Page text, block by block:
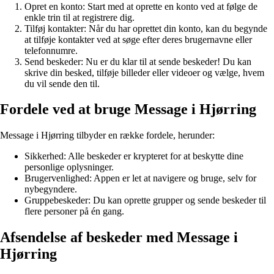
Opret en konto: Start med at oprette en konto ved at følge de
enkle trin til at registrere dig.
Tilføj kontakter: Når du har oprettet din konto, kan du begynde
at tilføje kontakter ved at søge efter deres brugernavne eller
telefonnumre.
Send beskeder: Nu er du klar til at sende beskeder! Du kan
skrive din besked, tilføje billeder eller videoer og vælge, hvem
du vil sende den til.
Fordele ved at bruge Message i Hjørring
Message i Hjørring tilbyder en række fordele, herunder:
Sikkerhed: Alle beskeder er krypteret for at beskytte dine
personlige oplysninger.
Brugervenlighed: Appen er let at navigere og bruge, selv for
nybegyndere.
Gruppebeskeder: Du kan oprette grupper og sende beskeder til
flere personer på én gang.
Afsendelse af beskeder med Message i
Hjørring